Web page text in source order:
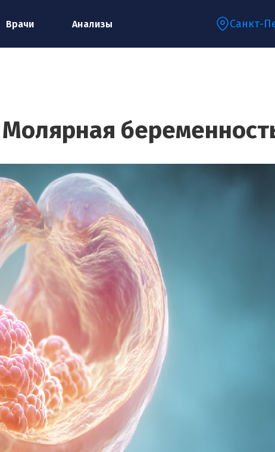
Врачи Анализы Санкт-
Молярная
специалисту
Ваш телефон:*
Ваш e-mail:*
Я согласен на обработку моих персональных данных